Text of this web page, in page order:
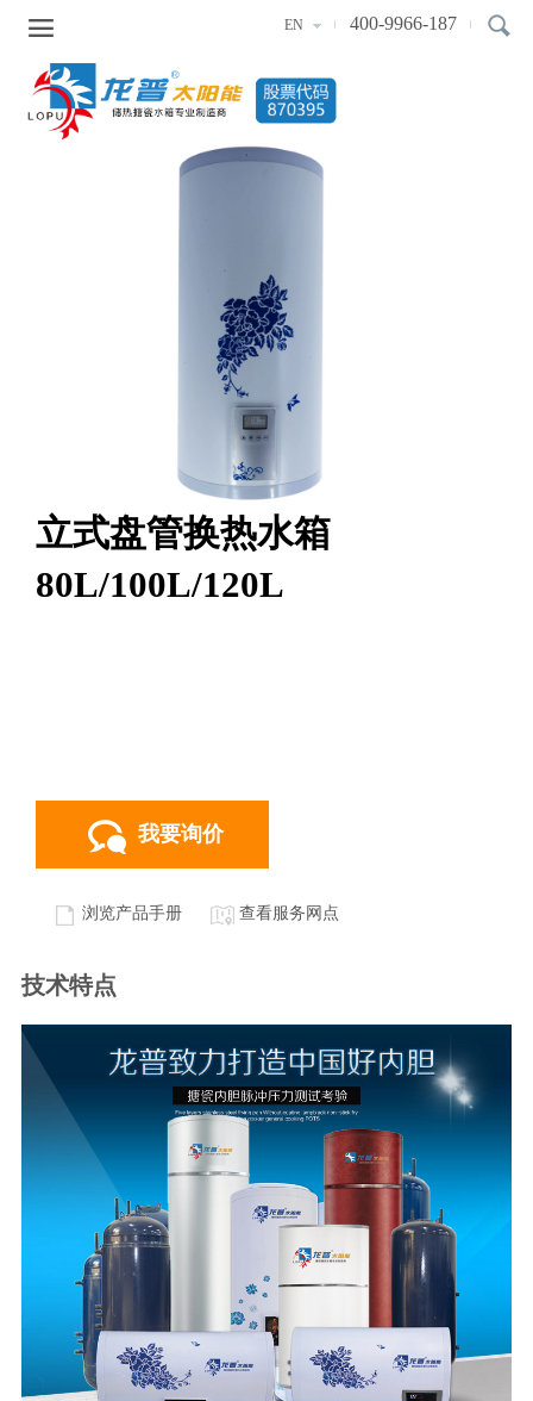
400-9966-187
EN

立式盘管换热水箱
80L/100L/120L
我要询价
浏览产品手册 查看服务网点
技术特点